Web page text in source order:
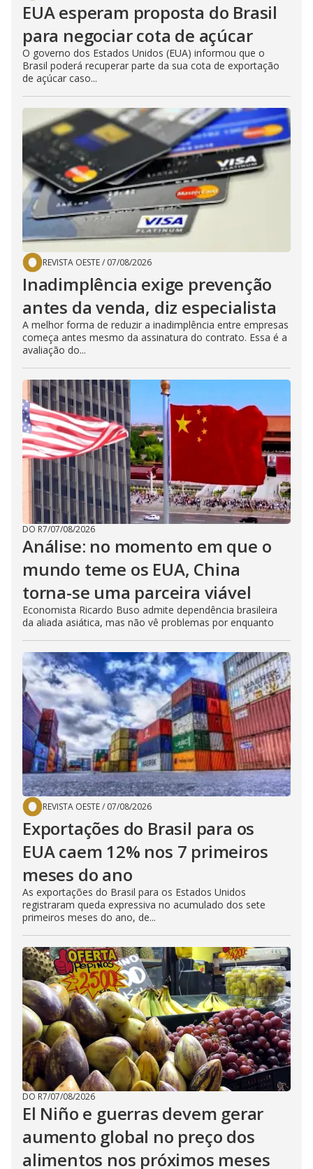
EUA esperam proposta do Brasil
para negociar cota de açúcar
O governo dos Estados Unidos (EUA) informou que o
Brasil poderá recuperar parte da sua cota de exportação
de açúcar caso...
REVISTA OESTE/ 07/08/2026
Inadimplência exige prevenção
antes da venda, diz especialista
A melhor forma de reduzir a inadimplência entre empresas
começa antes mesmo da assinatura do contrato. Essa é a
avaliação do...
DO R7/07/08/2026
Análise: no momento em que o
mundo teme os EUA, China
torna-se uma parceira viável
Economista Ricardo Buso admite dependência brasileira
da aliada asiática, mas não vê problemas por enquanto
REVISTA OESTE/ 07/08/2026
Exportações do Brasil para os
EUA caem 12% nos 7 primeiros
meses do ano
As exportações do Brasil para os Estados Unidos
registraram queda expressiva no acumulado dos sete
primeiros meses do ano, de...
DO R7/07/08/2026
El Niño e guerras devem gerar
aumento global no preço dos
alimentos nos próximos meses